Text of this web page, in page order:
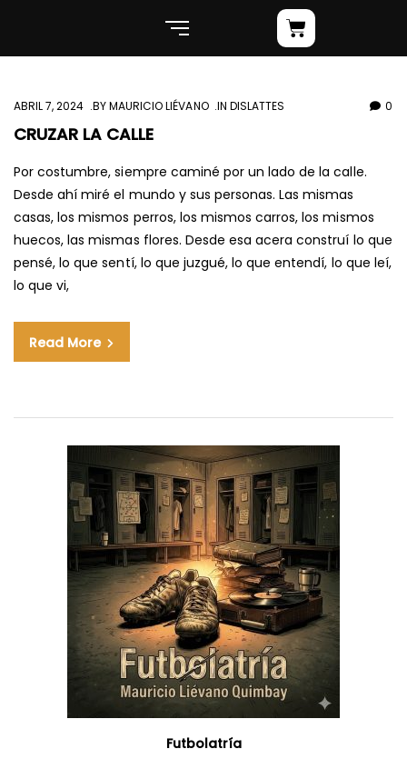
ABRIL 7, 2024 BYMAURICIO LIÉVANO INDISLATTES 0
CRUZAR LA CALLE
Por costumbre, siempre caminé por un lado de la calle.
Desde ahí miré el mundo y sus personas. Las mismas
casas, los mismos perros, los mismos carros, los mismos
huecos, las mismas flores. Desde esa acera construí lo que
pensé, lo que sentí, lo que juzgué, lo que entendí, lo que leí,
lo que vi,
Read More
Futbolatría